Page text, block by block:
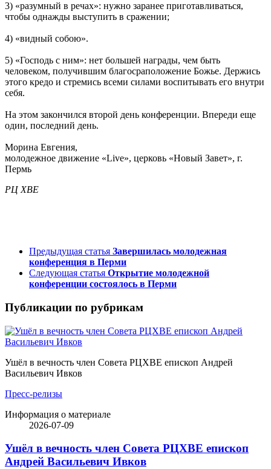
3) «разумный в речах»: нужно заранее приготавливаться,
чтобы однажды выступить в сражении;
4) «видный собою».
5) «Господь с ним»: нет большей награды, чем быть
человеком, получившим благосраположение Божье. Держись
этого кредо и стремись всеми силами воспитывать его внутри
себя.
На этом закончился второй день конференции. Впереди еще
один, последний день.
Морина Евгения,
молодежное движение «Live», церковь «Новый Завет», г.
Пермь
РЦ ХВЕ
Предыдущая статья Завершилась молодежная
конференция в Перми
Следующая статья Открытие молодежной
конференции состоялось в Перми
Публикации по рубрикам
Ушёл в вечность член Совета РЦХВЕ епископ Андрей
Васильевич Ивков
Пресс-релизы
Информация о материале
2026-07-09
Ушёл в вечность член Совета РЦХВЕ епископ
Андрей Васильевич Ивков